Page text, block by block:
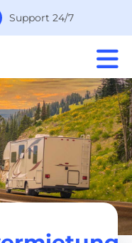
Support 24/7